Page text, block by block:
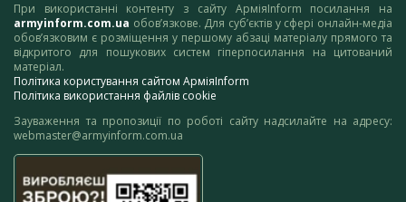
При використанні контенту з сайту АрміяInform посилання на
armyinform.com.ua обов’язкове. Для суб’єктів у сфері онлайн-медіа
обов’язковим є розміщення у першому абзаці матеріалу прямого та
відкритого для пошукових систем гіперпосилання на цитований
матеріал.
Політика користування сайтом АрміяInform
Політика використання файлів cookie
Зауваження та пропозиції по роботі сайту надсилайте на адресу:
webmaster@armyinform.com.ua